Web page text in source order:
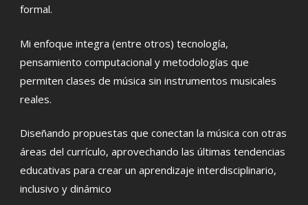
formal.
Mi enfoque integra (entre otros) tecnología,
pensamiento computacional y metodologías que
permiten clases de música sin instrumentos musicales
reales.
Diseñando propuestas que conectan la música con otras
áreas del currículo, aprovechando las últimas tendencias
educativas para crear un aprendizaje interdisciplinario,
inclusivo y dinámico